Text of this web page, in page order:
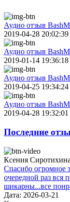
Аудио отзыв
2019-04-28 20:02:39
Аудио отзыв
2019-01-14 19:36:18
Аудио отзыв
2019-04-25 19:34:24
Аудио отзыв
2019-04-28 19:32:01
Последние
Ксения Сиротихина
Спасибо огромное
очередной раз вся
шикарны...все
Дата: 2026-03-21